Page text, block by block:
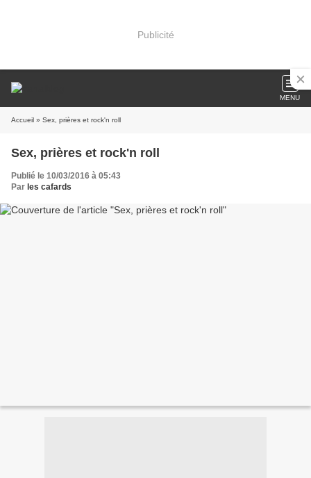
Publicité
MENU
Accueil » Sex, prières et rock'n roll
Sex, prières et rock'n roll
Publié le 10/03/2016 à 05:43
Par les cafards